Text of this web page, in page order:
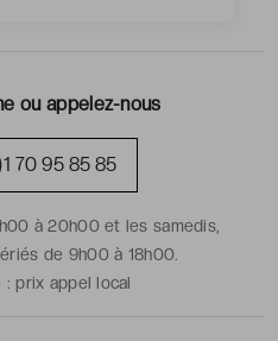
ou appelez-nous
70 95 85 85
à 20h00 et les samedis,
de 9h00 à 18h00.
:prix appel local